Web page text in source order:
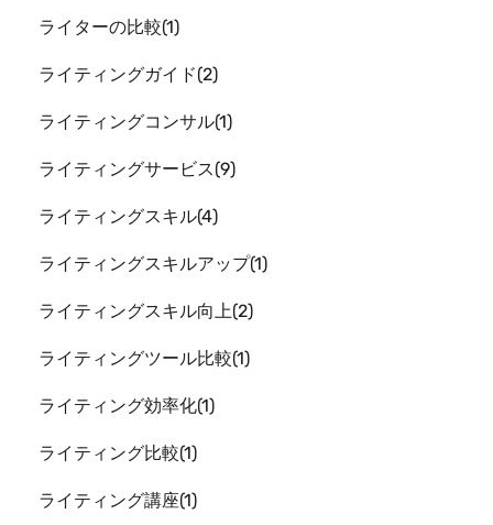
ライターの比較 1
ライティングガイド 2
ライティングコンサル 1
ライティングサービス 9
ライティングスキル 4
ライティングスキルアップ 1
ライティングスキル向上 2
ライティングツール比較 1
ライティング効率化 1
ライティング比較 1
ライティング講座 1